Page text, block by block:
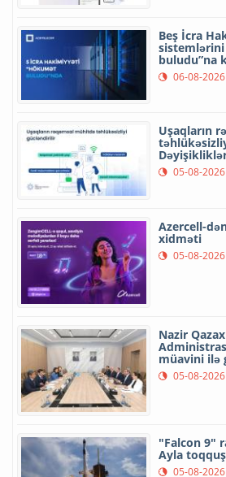
Beş İcra
buludu”na
06-08-2026
Uşaqların
05-08-2026
Azercell-
xidməti
05-08-2026
Nazir
müavini ilə
05-08-2026
"Falcon 9"
Ayla
05-08-2026